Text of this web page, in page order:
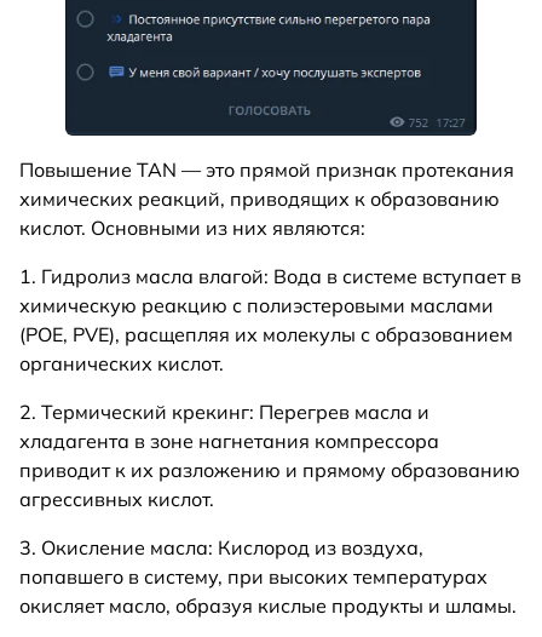
Повышение TAN — это прямой признак протекания
химических реакций, приводящих к образованию
кислот. Основными из них являются:
1. Гидролиз масла влагой: Вода в системе вступает в
химическую реакцию с полиэстеровыми маслами
(POE, PVE), расщепляя их молекулы с образованием
органических кислот.
2. Термический крекинг: Перегрев масла и
хладагента в зоне нагнетания компрессора
приводит к их разложению и прямому образованию
агрессивных кислот.
3. Окисление масла: Кислород из воздуха,
попавшего в систему, при высоких температурах
окисляет масло, образуя кислые продукты и шламы.